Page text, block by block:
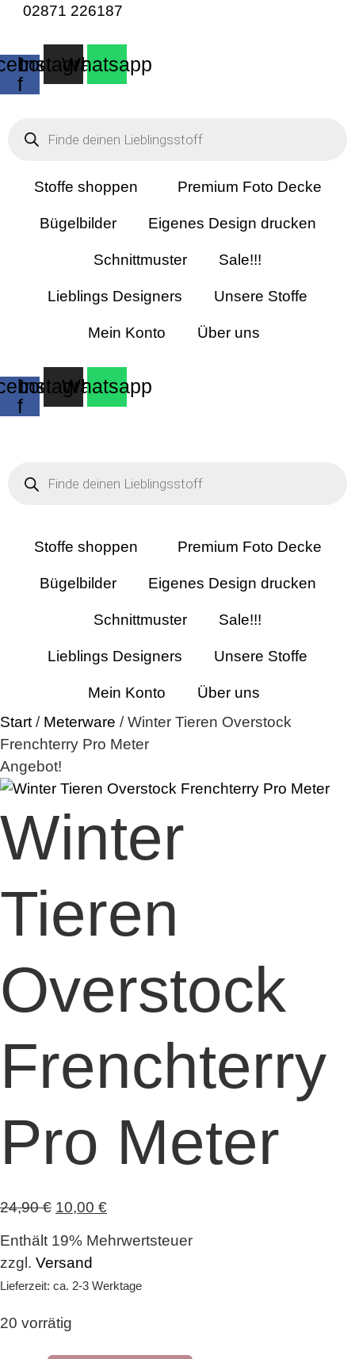
02871 226187
f
InstagramWhatsapp
search
Stoffe shoppen Premium Foto Decke
Bügelbilder Eigenes Design drucken
Schnittmuster Sale!!!
Lieblings Designers Unsere Stoffe
Mein Konto Über uns
f
InstagramWhatsapp
search
Stoffe shoppen Premium Foto Decke
Bügelbilder Eigenes Design drucken
Schnittmuster Sale!!!
Lieblings Designers Unsere Stoffe
Mein Konto
Über uns
Start / Meterware / Winter Tieren Overstock
Frenchterry Pro Meter
Angebot!
Winter
Tieren
Overstock
Frenchterry
Pro Meter
24,90€ Ursprünglicher
war:
24,90 €
10,00 €Aktueller
ist:
Enthält 19% Mehrwertsteuer
zzgl. Versand
Lieferzeit: ca. 2-3 Werktage
20 vorrätig